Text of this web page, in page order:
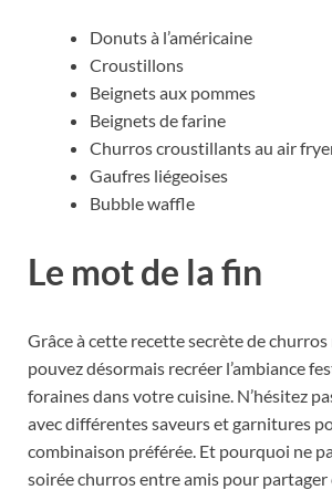
Donuts à l’américaine
Croustillons
Beignets aux pommes
Beignets de farine
Churros croustillants au air
Gaufres liégeoises
Bubble waffle
Le mot de la fin
Grâce à cette recette secrète de
pouvez désormais recréer l’ambiance
foraines dans votre cuisine. N’hésitez
avec différentes saveurs et garnitures
combinaison préférée. Et pourquoi ne
soirée churros entre amis pour partager